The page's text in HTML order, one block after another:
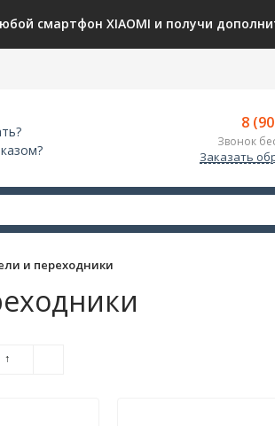
смартфон XIAOMI и получи
8
Звонок
Заказать
и переходники
↑